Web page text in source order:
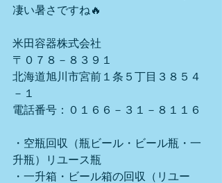
凄い暑さですね🔥
米田容器株式会社
〒０７８－８３９１
北海道旭川市宮前１条５丁目３８５４
－１
電話番号：０１６６－３１－８１１６
・空瓶回収（瓶ビール・ビール瓶・一
升瓶）リユース瓶
・一升箱・ビール箱の回収（リユー